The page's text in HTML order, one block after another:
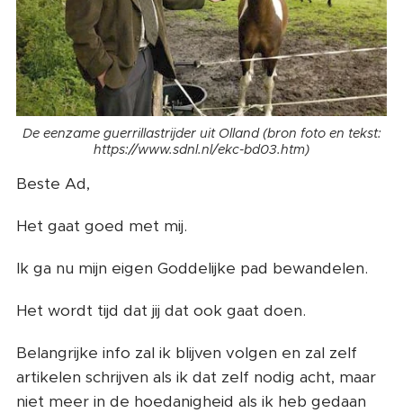
De eenzame guerrillastrijder uit Olland (bron foto en tekst:
https://www.sdnl.nl/ekc-bd03.htm)
Beste Ad,
Het gaat goed met mij.
Ik ga nu mijn eigen Goddelijke pad bewandelen.
Het wordt tijd dat jij dat ook gaat doen.
Belangrijke info zal ik blijven volgen en zal zelf
artikelen schrijven als ik dat zelf nodig acht, maar
niet meer in de hoedanigheid als ik heb gedaan